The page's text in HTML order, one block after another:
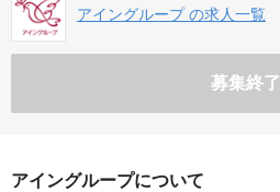
アイングループ の求人一覧
募集終了
アイングループについて